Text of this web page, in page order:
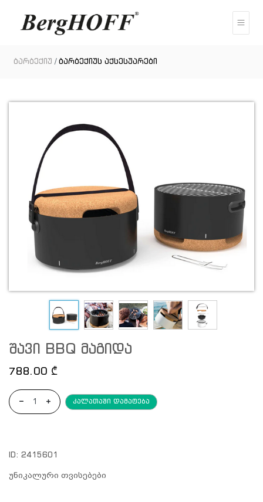
ბარბექიუ ბარბექიუს აქსესუარები
შავი BBQ მაგიდა
788.00 ₾
კალათაში დამატება
ID: 2415601
უნიკალური თვისებები